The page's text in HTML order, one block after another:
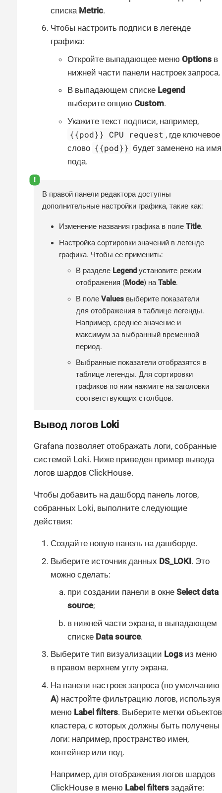
списка Metric.
Чтобы настроить подписи в легенде
графика:
Откройте выпадающее меню Options в
нижней части панели настроек запроса.
В выпадающем списке Legend
выберите опцию Custom.
Укажите текст подписи, например,
{{pod}} CPU request , где ключевое
слово {{pod}} будет заменено на имя
пода.
В правой панели редактора доступны
дополнительные настройки графика, такие как:
Изменение названия графика в поле Title.
Настройка сортировки значений в легенде
графика. Чтобы ее применить:
В разделе Legend установите режим
отображения (Mode) наTable.
В поле Values выберите показатели
для отображения в таблице легенды.
Например, среднее значение и
максимум за выбранный временной
период.
Выбранные показатели отобразятся в
таблице легенды. Для сортировки
графиков по ним нажмите на заголовки
соответствующих столбцов.
Вывод логов Loki
Grafana позволяет отображать логи, собранные
системой Loki. Ниже приведен пример вывода
логов шардов ClickHouse.
Чтобы добавить на дашборд панель логов,
собранных Loki, выполните следующие
действия:
Создайте новую панель на дашборде.
Выберите источник данных DS_LOKI. Это
можно сделать:
при создании панели в окне Select data
source;
в нижней части экрана, в выпадающем
списке Data source.
Выберите тип визуализации Logs из меню
в правом верхнем углу экрана.
На панели настроек запроса (по умолчанию
A) настройте фильтрацию логов, используя
меню Label filters. Выберите метки объектов
кластера, с которых должны быть получены
логи: например, пространство имен,
контейнер или под.
Например, для отображения логов шардов
ClickHouse в меню Label filters задайте: